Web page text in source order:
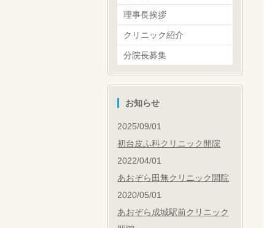
理事長挨拶
クリニック紹介
分院長募集
お知らせ
2025/09/01
初台皮ふ科クリニック開院
2022/04/01
あおぞら田無クリニック開院
2020/05/01
あおぞら成城駅前クリニック